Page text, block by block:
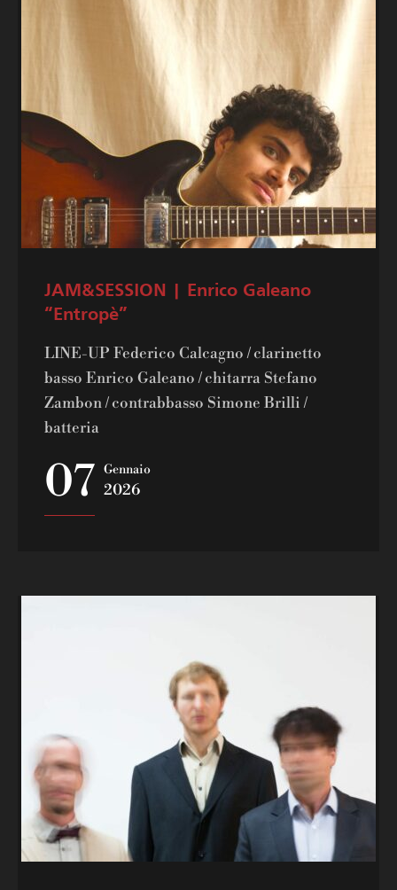
JAM&SESSION | Enrico Galeano
“Entropè”
LINE-UP Federico Calcagno / clarinetto
basso Enrico Galeano / chitarra Stefano
Zambon / contrabbasso Simone Brilli /
batteria
07 Gennaio
2026